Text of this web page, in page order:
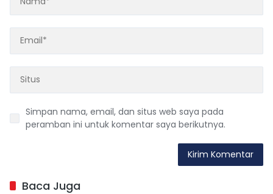
Simpan nama, email, dan situs web saya pada
peramban ini untuk komentar saya berikutnya.
Baca Juga